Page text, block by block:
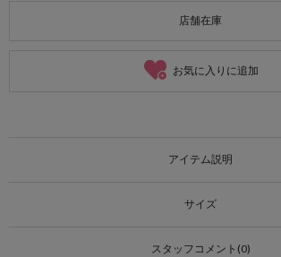
店舗在庫
お気に入りに追加
アイテム説明
サイズ
スタッフコメント(0)